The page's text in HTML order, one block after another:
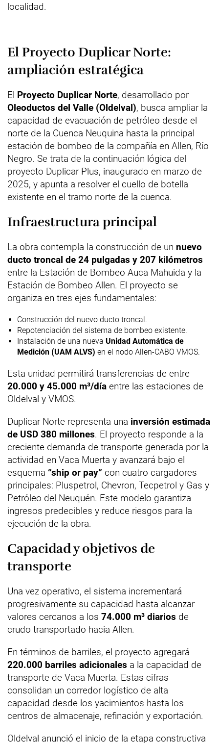
localidad.
El Proyecto Duplicar Norte:
ampliación estratégica
El Proyecto Duplicar Norte, desarrollado por
Oleoductos del Valle (Oldelval), busca ampliar la
capacidad de evacuación de petróleo desde el
norte de la Cuenca Neuquina hasta la principal
estación de bombeo de la compañía en Allen, Río
Negro. Se trata de la continuación lógica del
proyecto Duplicar Plus, inaugurado en marzo de
2025, y apunta a resolver el cuello de botella
existente en el tramo norte de la cuenca.
Infraestructura principal
La obra contempla la construcción de un nuevo
ducto troncal de 24 pulgadas y 207 kilómetros
entre la Estación de Bombeo Auca Mahuida y la
Estación de Bombeo Allen. El proyecto se
organiza en tres ejes fundamentales:
Construcción del nuevo ducto troncal.
Repotenciación del sistema de bombeo existente.
Instalación de una nueva Unidad Automática de
Medición (UAM ALVS) en el nodo Allen-CABO VMOS.
Esta unidad permitirá transferencias de entre
20.000 y 45.000 m³/día entre las estaciones de
Oldelval y VMOS.
Duplicar Norte representa una inversión estimada
de USD 380 millones. El proyecto responde a la
creciente demanda de transporte generada por la
actividad en Vaca Muerta y avanzará bajo el
esquema “ship or pay” con cuatro cargadores
principales: Pluspetrol, Chevron, Tecpetrol y Gas y
Petróleo del Neuquén. Este modelo garantiza
ingresos predecibles y reduce riesgos para la
ejecución de la obra.
Capacidad y objetivos de
transporte
Una vez operativo, el sistema incrementará
progresivamente su capacidad hasta alcanzar
valores cercanos a los 74.000 m³ diarios de
crudo transportado hacia Allen.
En términos de barriles, el proyecto agregará
220.000 barriles adicionales a la capacidad de
transporte de Vaca Muerta. Estas cifras
consolidan un corredor logístico de alta
capacidad desde los yacimientos hasta los
centros de almacenaje, refinación y exportación.
Oldelval anunció el inicio de la etapa constructiva